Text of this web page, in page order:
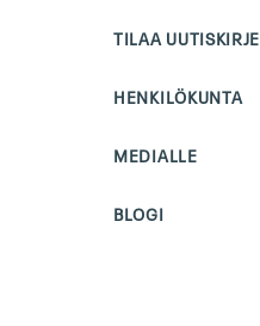
TILAA UUTISKIRJE
HENKILÖKUNTA
MEDIALLE
BLOGI